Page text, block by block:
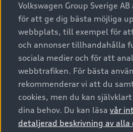
A6 modellerna
SUV
Avant
Audi Sport
Privatleasing
Nya bilar i lager
Begagnade bilar i lager
Audi approved :plus - så gott som
Finansiering
Audi exclusive
Provkörning
Service & tillbehör
Audi digital services
Originaltillbehör - köp online
Garantier
Försäkring
Digitala manualer för din Audi
Tjänstebil
Tjänstebil
Business lease online
Företagsleasing
Om Audi Sverige
Kontakta oss
Audi Återförsäljare/-
© 2026 AUDI SVERIGE. All
Volkswagen Group Sverige
för att ge dig bästa möjliga
webbplats, till exempel för
och annonser tillhandahålla
sociala medier och för att
webbtrafiken. För bästa
rekommenderar vi att du
cookies, men du kan
dina behov. Du kan läsa vår
detaljerad beskrivning av alla